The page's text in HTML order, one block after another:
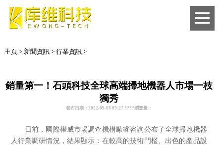
主頁> 新聞資訊> 行業資訊>
銷量第一！石頭科技全球高端掃地機器人市場一枝
獨秀
發布日期：2022-09-08 09:27 ????瀏覽量：
日前，國際權威市場調查機構歐睿咨詢公布了全球掃地機器
人行業調研情況，結果顯示：在較高的技術門檻、出色的產品設